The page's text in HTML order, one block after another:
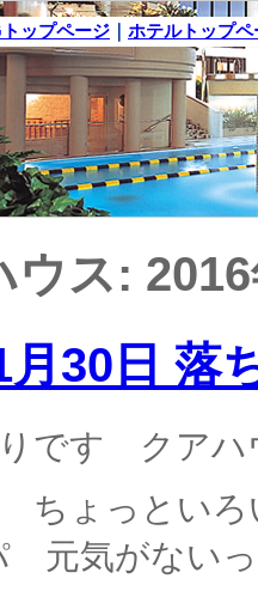
ップページ ｜ ホテルトップペ
ウス:
月30日 落
です クアハ
ちょっとい
元気がない